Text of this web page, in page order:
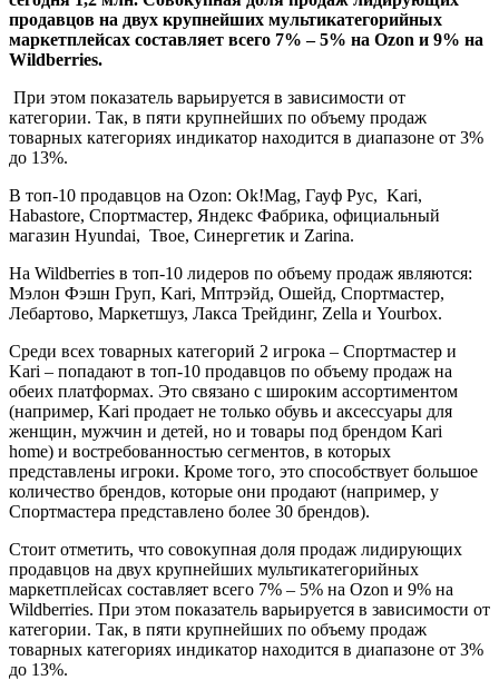
продавцов на двух крупнейших мультикатегорийных
маркетплейсах составляет всего 7% – 5% на Ozon и 9% на
Wildberries.
При этом показатель варьируется в зависимости от
категории. Так, в пяти крупнейших по объему продаж
товарных категориях индикатор находится в диапазоне от 3%
до 13%.
В топ-10 продавцов на Ozon: Оk!Mag, Гауф Рус, Kari,
Habastore, Спортмастер, Яндекс Фабрика, официальный
магазин Hyundai, Твое, Синергетик и Zarina.
На Wildberries в топ-10 лидеров по объему продаж являются:
Мэлон Фэшн Груп, Kari, Мптрэйд, Ошейд, Спортмастер,
Лебартово, Маркетшуз, Лакса Трейдинг, Zella и Yourbox.
Среди всех товарных категорий 2 игрока – Спортмастер и
Kari – попадают в топ-10 продавцов по объему продаж на
обеих платформах. Это связано с широким ассортиментом
(например, Kari продает не только обувь и аксессуары для
женщин, мужчин и детей, но и товары под брендом Kari
home) и востребованностью сегментов, в которых
представлены игроки. Кроме того, это способствует большое
количество брендов, которые они продают (например, у
Спортмастера представлено более 30 брендов).
Стоит отметить, что совокупная доля продаж лидирующих
продавцов на двух крупнейших мультикатегорийных
маркетплейсах составляет всего 7% – 5% на Ozon и 9% на
Wildberries. При этом показатель варьируется в зависимости от
категории. Так, в пяти крупнейших по объему продаж
товарных категориях индикатор находится в диапазоне от 3%
до 13%.